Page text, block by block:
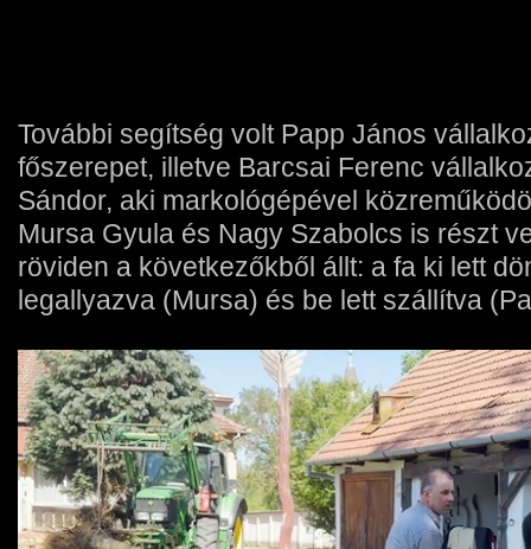
További segítség volt Papp János
főszerepet, illetve Barcsai Ferenc
Sándor, aki markológépével
Mursa Gyula és Nagy Szabolcs is részt
röviden a következőkből állt: a fa ki lett
legallyazva (Mursa) és be lett szállítva